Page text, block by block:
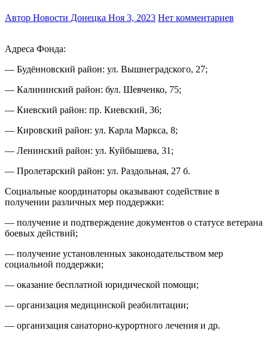
Автор Новости Донецка Ноя 3, 2023 Нет комментариев
Адреса Фонда:
— Будённовский район: ул. Вышнеградского, 27;
— Калининский район: бул. Шевченко, 75;
— Киевский район: пр. Киевский, 36;
— Кировский район: ул. Карла Маркса, 8;
— Ленинский район: ул. Куйбышева, 31;
— Пролетарский район: ул. Раздольная, 27 б.
Социальные координаторы оказывают содействие в
получении различных мер поддержки:
— получение и подтверждение документов о статусе ветерана
боевых действий;
— получение установленных законодательством мер
социальной поддержки;
— оказание бесплатной юридической помощи;
— организация медицинской реабилитации;
— организация санаторно-курортного лечения и др.